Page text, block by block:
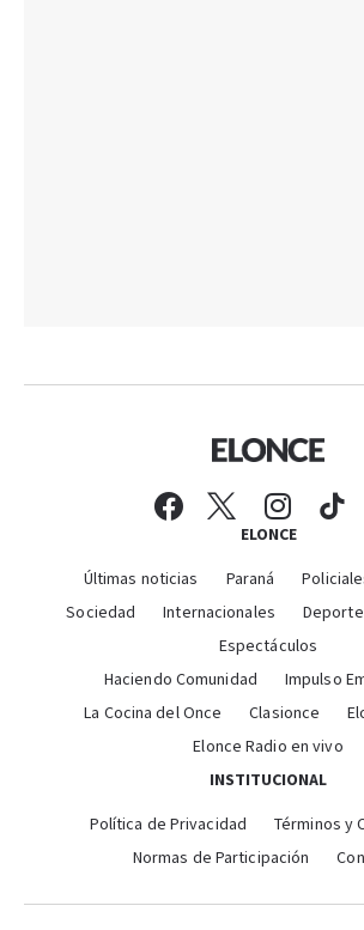
ELONCE
Últimas noticias Paraná
Sociedad
Internacionales
Espectáculos
Haciendo Comunidad
Impulso
La Cocina del Once
Clasionce
Elonce Radio en vivo
INSTITUCIONAL
Política de Privacidad
Términos y
Normas de Participación